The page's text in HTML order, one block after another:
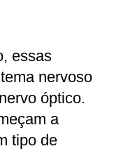
essas
nervoso
óptico.
a
tipo de